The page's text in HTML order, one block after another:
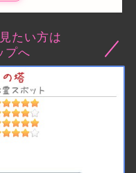
たい方は
プへ